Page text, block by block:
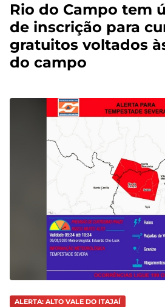
Rio do Campo tem
de inscrição para
gratuitos voltados
do campo
ALERTA: ALTO VALE DO ITAJAÍ